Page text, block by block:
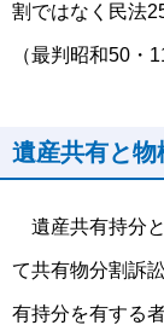
割ではなく民法
（最判昭和50・
遺産共有と
遺産共有持分
て共有物分割訴
有持分を有する